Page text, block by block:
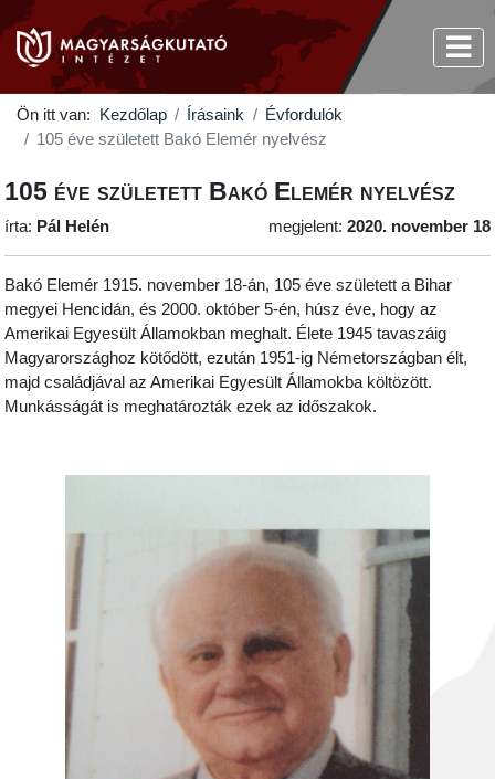
Ön itt van: Kezdőlap Írásaink
Évfordulók
105 éve született Bakó Elemér nyelvész
105 éve született Bakó Elemér nyelvész
írta: Pál Helén megjelent: 2020. november 18
Bakó Elemér 1915. november 18-án, 105 éve született a Bihar
megyei Hencidán, és 2000. október 5-én, húsz éve, hogy az
Amerikai Egyesült Államokban meghalt. Élete 1945 tavaszáig
Magyarországhoz kötődött, ezután 1951-ig Németországban élt,
majd családjával az Amerikai Egyesült Államokba költözött.
Munkásságát is meghatározták ezek az időszakok.